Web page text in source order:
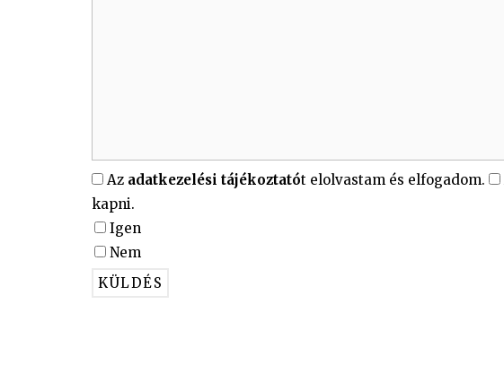
Az adatkezelési tájékoztatót elolvastam és elfogadom.
kapni.
Igen
Nem
Please leave this field empty.